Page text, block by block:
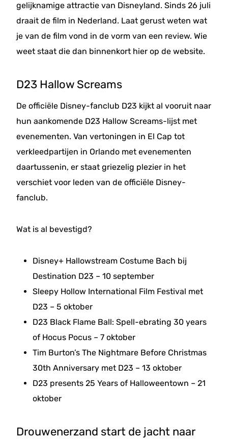
gelijknamige attractie van Disneyland. Sinds 26 juli
draait de film in Nederland. Laat gerust weten wat
je van de film vond in de vorm van een review. Wie
weet staat die dan binnenkort hier op de website.
D23 Hallow Screams
De officiële Disney-fanclub D23 kijkt al vooruit naar
hun aankomende D23 Hallow Screams-lijst met
evenementen. Van vertoningen in El Cap tot
verkleedpartijen in Orlando met evenementen
daartussenin, er staat griezelig plezier in het
verschiet voor leden van de officiële Disney-
fanclub.
Wat is al bevestigd?
Disney+ Hallowstream Costume Bach bij
Destination D23 – 10 september
Sleepy Hollow International Film Festival met
D23 – 5 oktober
D23 Black Flame Ball: Spell-ebrating 30 years
of Hocus Pocus – 7 oktober
Tim Burton’s The Nightmare Before Christmas
30th Anniversary met D23 – 13 oktober
D23 presents 25 Years of Halloweentown – 21
oktober
Drouwenerzand start de jacht naar